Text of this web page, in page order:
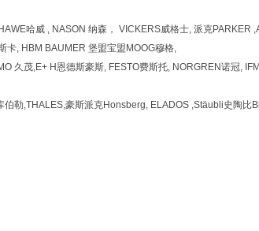
哈威 , NASON 纳森， VICKERS威格士, 派克PARKER
卡, HBM BAUMER 堡盟宝盟MOOG穆格,
久茂,E+ H恩德斯豪斯, FESTO费斯托, NORGREN诺冠,
勒,THALES,豪斯派克Honsberg, ELADOS ,Stäubli史陶比